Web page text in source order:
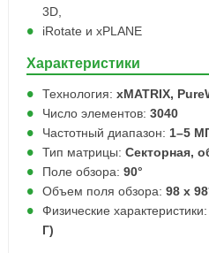
3D,
iRotate и xPLANE
Характеристики
Технология: xMATRIX,
Число элементов: 3040
Частотный диапазон: 1–5
Тип матрицы: Секторная,
Поле обзора: 90°
Объем поля обзора: 98 x
Физические характеристики:
Г)